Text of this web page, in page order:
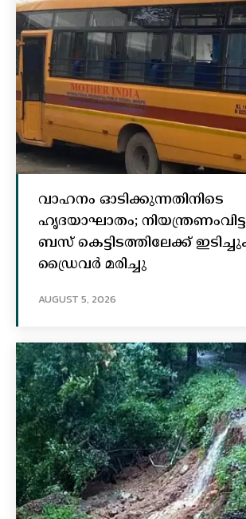
വാഹനം ഓടിക്കുന്നതിനിടെ
ഹൃദയാഘാതം;
ബസ് കെട്ടിടത്തിലേക്ക്
ഡ്രൈവർ മരിച്ചു
AUGUST 5, 2026